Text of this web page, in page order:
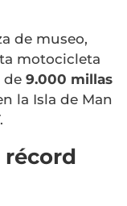
de museo,
motocicleta
de9.000 millas
la Isla de Man
récord